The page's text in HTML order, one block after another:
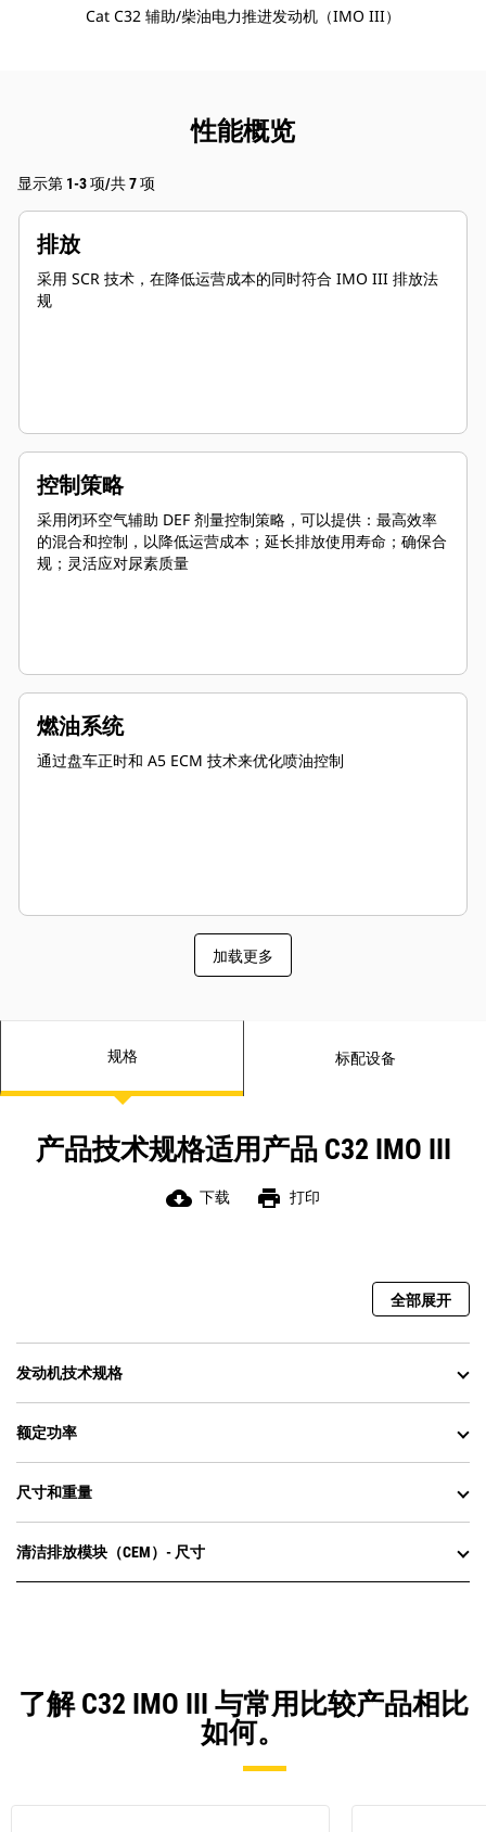
Cat C32 辅助/柴油电力推进发动机（IMO III）
性能概览
显示第 1-3 项/共 7 项
排放
采用 SCR 技术，在降低运营成本的同时符合 IMO III 排放法
规
控制策略
采用闭环空气辅助 DEF 剂量控制策略，可以提供：最高效率
的混合和控制，以降低运营成本；延长排放使用寿命；确保合
规；灵活应对尿素质量
燃油系统
通过盘车正时和 A5 ECM 技术来优化喷油控制
加载更多
规格 标配设备
产品技术规格适用产品 C32 IMO III
cloud_download 下载 print 打印
全部展开
发动机技术规格
额定功率
尺寸和重量
清洁排放模块（CEM）- 尺寸
了解 C32 IMO III 与常用比较产品相比
如何。